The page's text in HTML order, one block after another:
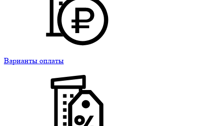
Варианты оплаты